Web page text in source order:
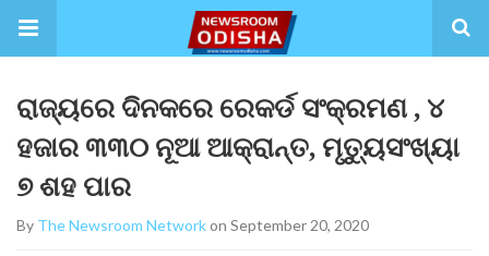
ରାଜ୍ୟରେ ଦିନକରେ ରେକର୍ଡ ସଂକ୍ରମଣ , ୪
ହଜାର ୩୩୦ ନୂଆ ଆକ୍ରାନ୍ତ, ମୃତ୍ୟୁସଂଖ୍ୟା
୭ ଶହ ପାର
By The Newsroom Networkon September 20, 2020